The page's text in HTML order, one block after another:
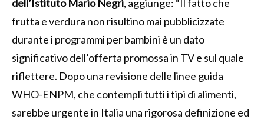
dell’Istituto Mario Negri, aggiunge: “Il fatto che
frutta e verdura non risultino mai pubblicizzate
durante i programmi per bambini è un dato
significativo dell’offerta promossa in TV e sul quale
riflettere. Dopo una revisione delle linee guida
WHO-ENPM, che contempli tutti i tipi di alimenti,
sarebbe urgente in Italia una rigorosa definizione ed